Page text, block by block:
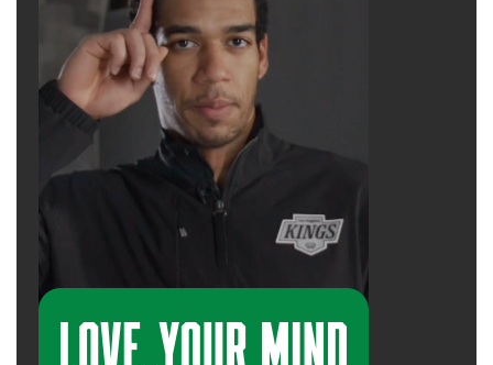
khác, như sốt hoặc ớn lạnh, ho, khó thở, đau
họng, nghẹt mũi và chảy mũi, mất vị giác hoặc
khứu giác, mệt mỏi, đau nhức cơ và thân thể,
nhức đầu, muốn ói và ói, và tiêu chảy.
advertisement